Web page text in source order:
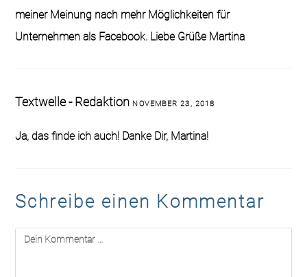
meiner Meinung nach mehr Möglichkeiten für
Unternehmen als Facebook. Liebe Grüße Martina
Textwelle - Redaktion NOVEMBER 23, 2018
Ja, das finde ich auch! Danke Dir, Martina!
Schreibe einen Kommentar